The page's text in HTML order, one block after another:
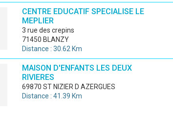
CENTRE EDUCATIF SPECIALISE LE
MEPLIER
3 rue des crepins
71450 BLANZY
Distance : 30.62 Km
MAISON D'ENFANTS LES DEUX
RIVIERES
69870 ST NIZIER D AZERGUES
Distance : 41.39 Km